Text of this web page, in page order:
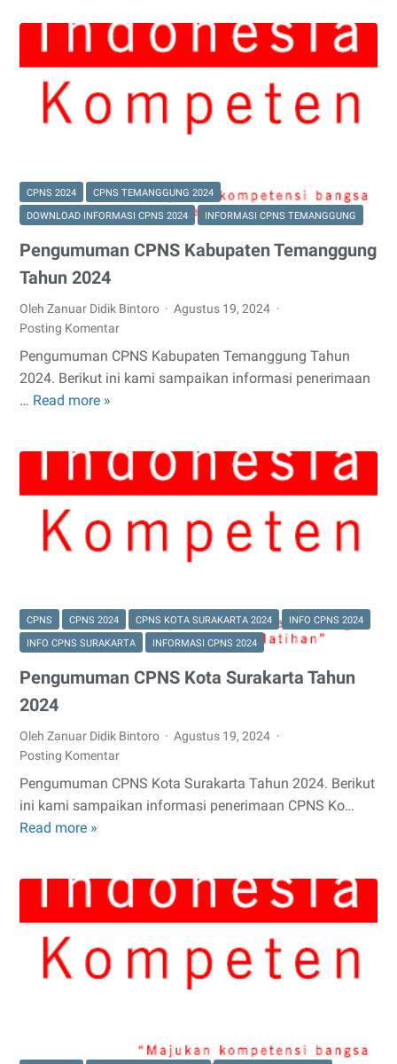
Kejaksaan
RI
Tahun
CPNS 2024
CPNS TEMANGGUNG 2024
DOWNLOAD INFORMASI CPNS 2024
INFORMASI CPNS TEMANGGUNG
Pengumuman CPNS Kabupaten Temanggung
Tahun 2024
Oleh Zanuar Didik Bintoro
Agustus 19, 2024
Posting Komentar
Pengumuman CPNS Kabupaten Temanggung Tahun
2024. Berikut ini kami sampaikan informasi penerimaan
… Read more »
Temanggung
Tahun
CPNS CPNS 2024 CPNS KOTA SURAKARTA 2024
INFO CPNS 2024
INFO CPNS SURAKARTA
INFORMASI CPNS 2024
Pengumuman CPNS Kota Surakarta Tahun
2024
Oleh Zanuar Didik Bintoro
Agustus 19, 2024
Posting Komentar
Pengumuman CPNS Kota Surakarta Tahun 2024. Berikut
ini kami sampaikan informasi penerimaan CPNS Ko…
Read more »
Surakarta
Tahun